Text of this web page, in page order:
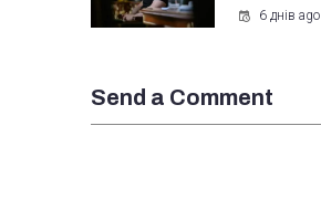
6 днів ago
Send a Comment